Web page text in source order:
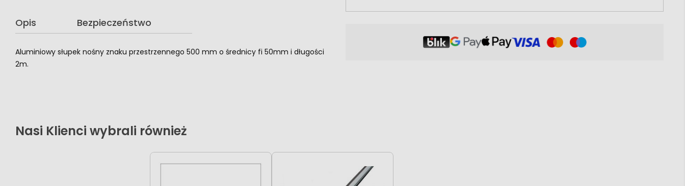
Opis Bezpieczeństwo
Aluminiowy słupek nośny znaku przestrzennego 500 mm o średnicy fi 50mm i długości
2m.
Nasi Klienci wybrali również